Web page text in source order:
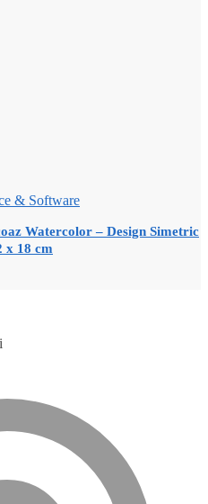
& Software
Watercolor – Design Simetric
x 18 cm